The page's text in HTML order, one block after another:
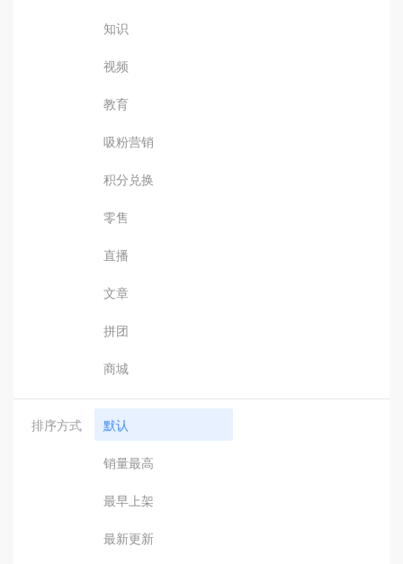
知识
视频
教育
吸粉营销
积分兑换
零售
直播
文章
拼团
商城
排序方式 默认
销量最高
最早上架
最新更新